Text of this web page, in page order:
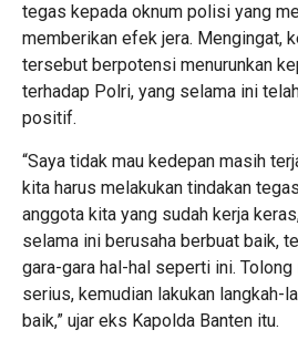
tegas kepada oknum polisi yang
memberikan efek jera. Mengingat,
tersebut berpotensi menurunkan
terhadap Polri, yang selama ini
positif.
“Saya tidak mau kedepan masih
kita harus melakukan tindakan
anggota kita yang sudah kerja
selama ini berusaha berbuat baik,
gara-gara hal-hal seperti ini.
serius, kemudian lakukan langkah-
baik,” ujar eks Kapolda Banten itu.